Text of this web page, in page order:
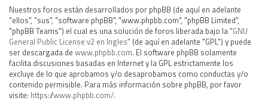
Nuestros foros están desarrollados por phpBB (de aquí en adelante
"ellos", "sus", "software phpBB", "www.phpbb.com", "phpBB Limited",
"phpBB Teams") el cual es una solución de foros liberada bajo la “GNU
General Public License v2 en Ingles” (de aquí en adelante "GPL") y puede
ser descargada de www.phpbb.com. El software phpBB solamente
facilita discusiones basadas en Internet y la GPL estrictamente los
excluye de lo que aprobamos y/o desaprobamos como conductas y/o
contenido permisible. Para más información sobre phpBB, por favor
visite: https://www.phpbb.com/.